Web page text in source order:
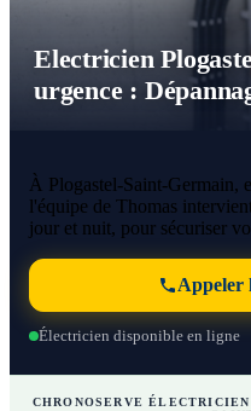
Electricien
urgence :
À Plogastel-Saint-Germain,
l'équipe de Thomas
jour et nuit, pour sécuriser
Appeler
Électricien disponible en ligne
CHRONOSERVE